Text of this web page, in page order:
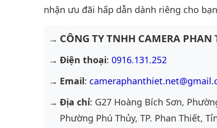
nhận ưu đãi hấp dẫn dành riêng cho
CÔNG TY TNHH CAMERA PHAN
Điện thoại: 0916.131.252
Email:
Địa chỉ: G27 Hoàng Bích Sơn,
Phường Phú Thủy, TP. Phan Thiết,